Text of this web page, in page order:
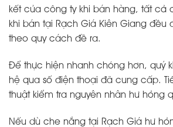
kết của công ty khi bán hàng, tất cả
khi bán tại Rạch Giá Kiên Giang đều
theo quy cách đề ra.
Để thực hiện nhanh chóng hơn, quý
hệ qua số điện thoại đã cung cấp.
thuật kiểm tra nguyên nhân hư hỏng
Nếu dù che nắng tại Rạch Giá hư